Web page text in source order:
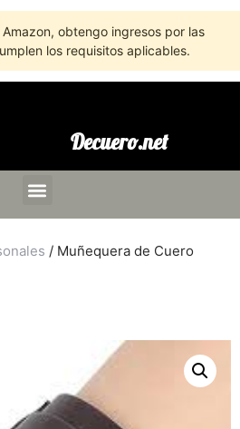
obtengo ingresos por las
los requisitos aplicables.
Decuero.net
/ Muñequera de Cuero